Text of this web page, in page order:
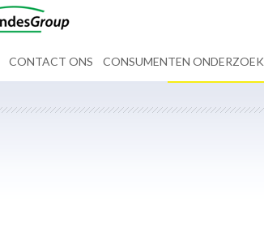
CONTACT ONS CONSUMENTEN ONDERZOEK